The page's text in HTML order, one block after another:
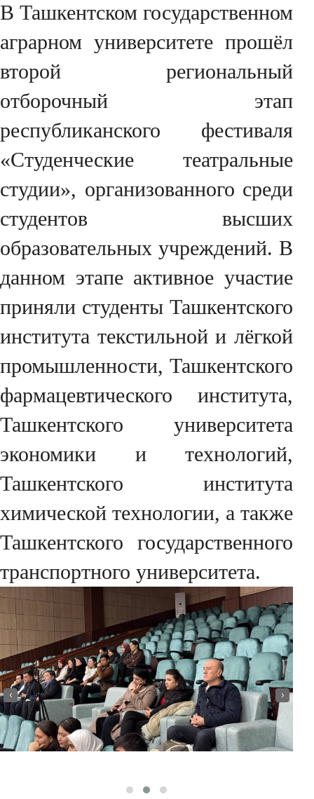
В Ташкентском государственном
аграрном университете прошёл
второй региональный
отборочный этап
республиканского фестиваля
«Студенческие театральные
студии», организованного среди
студентов высших
образовательных учреждений. В
данном этапе активное участие
приняли студенты Ташкентского
института текстильной и лёгкой
промышленности, Ташкентского
фармацевтического института,
Ташкентского университета
экономики и технологий,
Ташкентского института
химической технологии, а также
Ташкентского государственного
транспортного университета.
‹ ›